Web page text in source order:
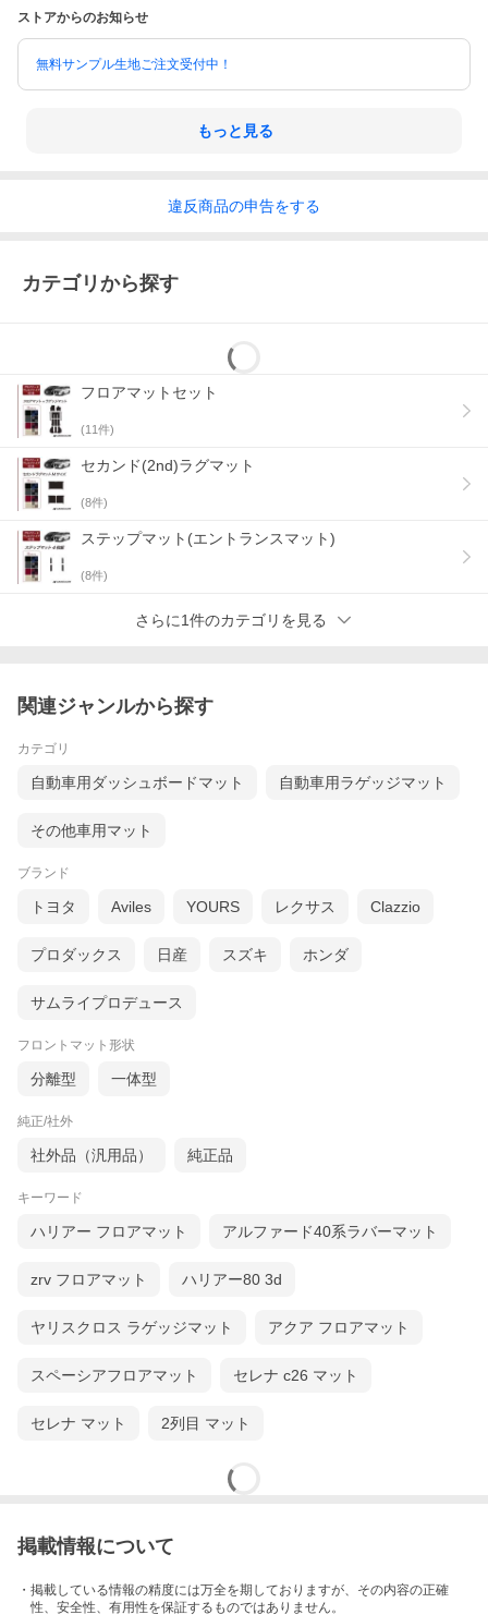
ストアからのお知らせ
無料サンプル生地ご注文受付中！
もっと見る
違反商品の申告をする
カテゴリから探す
フロアマットセット
(11件)
セカンド(2nd)ラグマット
(8件)
ステップマット(エントランスマット)
(8件)
さらに1件のカテゴリを見る
関連ジャンルから探す
カテゴリ
自動車用ダッシュボードマット 自動車用ラゲッジマット
その他車用マット
ブランド
トヨタ Aviles YOURS レクサス Clazzio
プロダックス 日産 スズキ ホンダ
サムライプロデュース
フロントマット形状
分離型 一体型
純正/社外
社外品（汎用品） 純正品
キーワード
ハリアー フロアマット アルファード40系ラバーマット
zrv フロアマット ハリアー80 3d
ヤリスクロス ラゲッジマット アクア フロアマット
スペーシアフロアマット セレナ c26 マット
セレナ マット 2列目 マット
掲載情報について
・掲載している情報の精度には万全を期しておりますが、その内容の正確
性、安全性、有用性を保証するものではありません。